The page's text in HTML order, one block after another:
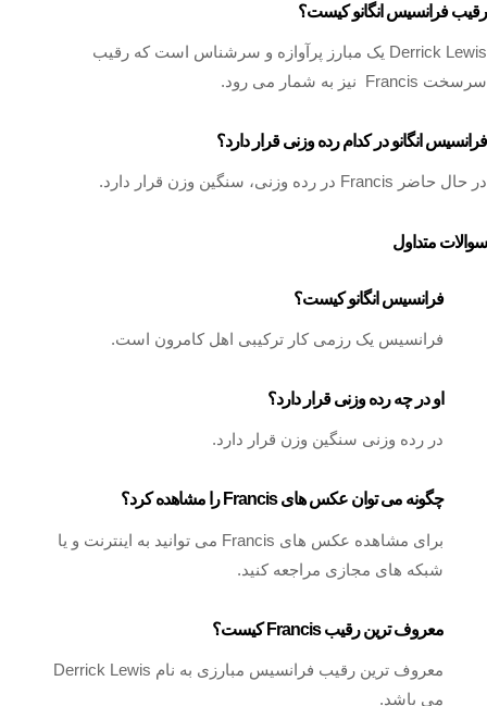
رقیب فرانسیس انگانو کیست؟
Derrick Lewis یک مبارز پرآوازه و سرشناس است که رقیب
سرسخت Francis نیز به شمار می رود.
فرانسیس انگانو در کدام رده وزنی قرار دارد؟
در حال حاضر Francis در رده وزنی، سنگین وزن قرار دارد.
سوالات متداول
فرانسیس انگانو کیست؟
فرانسیس یک رزمی کار ترکیبی اهل کامرون است.
او در چه رده وزنی قرار دارد؟
در رده وزنی سنگین وزن قرار دارد.
چگونه می توان عکس های Francis را مشاهده کرد؟
برای مشاهده عکس های Francis می توانید به اینترنت و یا
شبکه های مجازی مراجعه کنید.
معروف ترین رقیب Francis کیست؟
معروف ترین رقیب فرانسیس مبارزی به نام Derrick Lewis
می باشد.